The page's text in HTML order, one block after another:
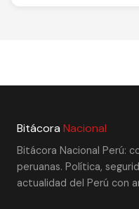
Bitácora Nacional
Bitácora Nacional Perú:
peruanas. Política,
actualidad del Perú con